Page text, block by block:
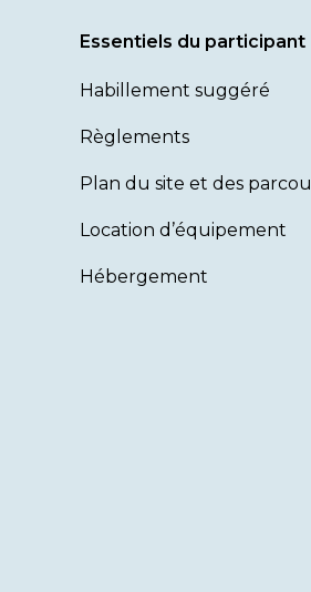
Essentiels du participant
Habillement suggéré
Règlements
Plan du site et des
Location d’équipement
Hébergement